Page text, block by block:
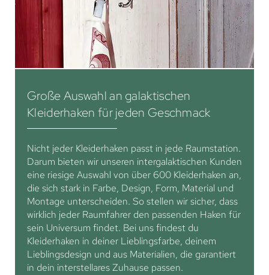
Große Auswahl an galaktischen
Kleiderhaken für jeden Geschmack
Nicht jeder Kleiderhaken passt in jede Raumstation.
Darum bieten wir unseren intergalaktischen Kunden
eine riesige Auswahl von über 600 Kleiderhaken an,
die sich stark in Farbe, Design, Form, Material und
Montage unterscheiden. So stellen wir sicher, dass
wirklich jeder Raumfahrer den passenden Haken für
sein Universum findet. Bei uns findest du
Kleiderhaken in deiner Lieblingsfarbe, deinem
Lieblingsdesign und aus Materialien, die garantiert
in dein interstellares Zuhause passen.